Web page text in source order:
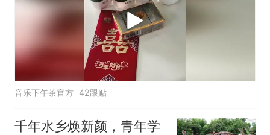
音乐下午茶官方 42跟贴
千年水乡焕新颜，青年学